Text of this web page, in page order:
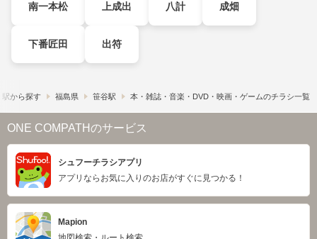
南一本松 上成出 八計 成畑
下番匠田 出符
駅から探す 福島県 笹谷駅 本・雑誌・音楽・DVD・映画・ゲームのチラシ一覧
ONE COMPATHのサービス
シュフーチラシアプリ
アプリならお気に入りのお店がすぐに見つかる！
Mapion